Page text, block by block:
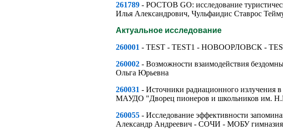
261789 - РОСТОВ GO: исследование
Илья Александрович, Чульфаидис Ставрос
Актуальное исследование
260001 - TEST - TEST1 - НОВООРЛОВСК -
260002 - Возможности взаимодействия
Ольга Юрьевна
260031 - Источники радиационного
МАУДО "Дворец пионеров и школьников им.
260055 - Исследование эффективности
Александр Андреевич - СОЧИ - МОБУ